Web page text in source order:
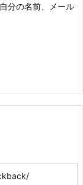
分の名前、メール